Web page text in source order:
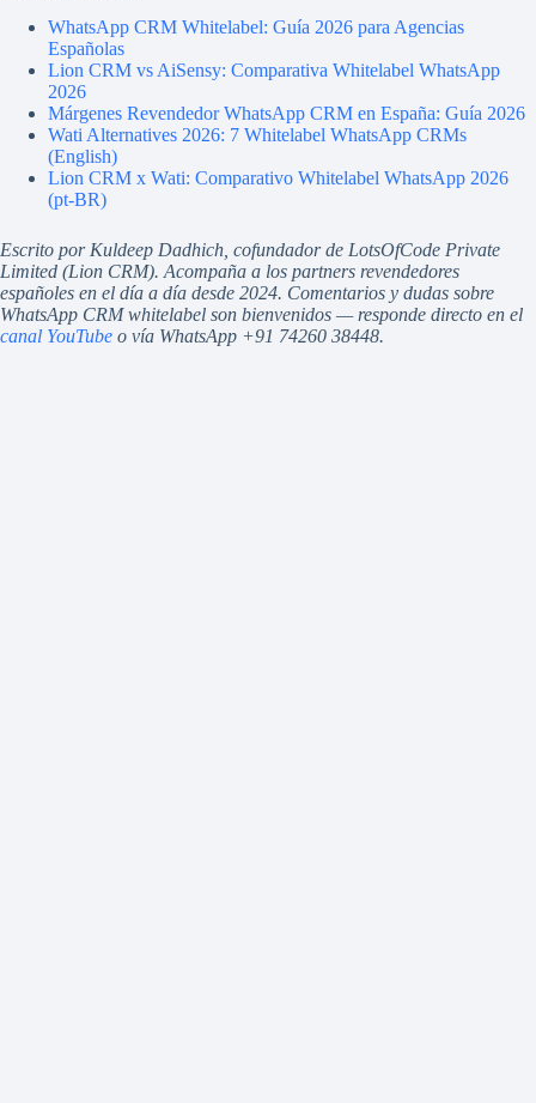
WhatsApp CRM Whitelabel: Guía 2026 para Agencias
Españolas
Lion CRM vs AiSensy: Comparativa Whitelabel WhatsApp
2026
Márgenes Revendedor WhatsApp CRM en España: Guía 2026
Wati Alternatives 2026: 7 Whitelabel WhatsApp CRMs
(English)
Lion CRM x Wati: Comparativo Whitelabel WhatsApp 2026
(pt-BR)
Escrito por Kuldeep Dadhich, cofundador de LotsOfCode Private
Limited (Lion CRM). Acompaña a los partners revendedores
españoles en el día a día desde 2024. Comentarios y dudas sobre
WhatsApp CRM whitelabel son bienvenidos — responde directo en el
canal YouTube o vía WhatsApp +91 74260 38448.